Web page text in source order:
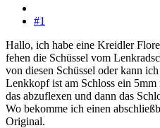
#1
Hallo, ich habe eine Kreidler
fehen die Schüssel vom
von diesen Schüssel oder kann
Lenkkopf ist am Schloss ein 5mm
das abzuflexen und dann das
Wo bekomme ich einen
Original.